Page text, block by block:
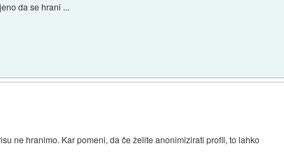
da se hrani ...
ne hranimo. Kar pomeni, da če želite anonimizirati profil, to lahko